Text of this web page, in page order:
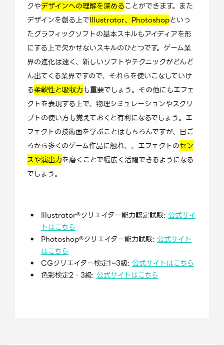
クやデザインへの理解を深めることができます。また
デザインを創る上でIllustrator、Photoshopといっ
たグラフィックソフトの基本スキルもアイディアを形
にする上で欠かせないスキルのひとつです。ゲーム業
界の進化は速く、新しいソフトやテクニックがどんど
ん出てくる業界ですので、それらを使いこなしていけ
る柔軟性と吸収力も重要でしょう。その他にもエフェ
クトを表現する上で、物理シミュレーションやスクリ
プトの使い方も覚えておくと有利になるでしょう。エ
フェクトの技術面を学ぶことはもちろんですが、日ご
ろから多くのゲーム作品に触れ、、エフェクトのセン
スや演出力を磨くことで幅広く活躍できるようになる
でしょう。
Illustrator®クリエイター能力認定試験: 公式サイ
トはこちら
Photoshop®クリエイター能力試験: 公式サイト
はこちら
CGクリエイター検定1~3級: 公式サイトはこちら
色彩検定2・3級: 公式サイトはこちら